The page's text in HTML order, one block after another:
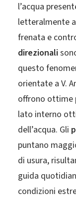
l’acqua
letteralmente
frenata e
direzionali
questo
orientate a V.
offrono ottime
lato interno
dell’acqua. Gli
puntano
di usura,
guida
condizioni